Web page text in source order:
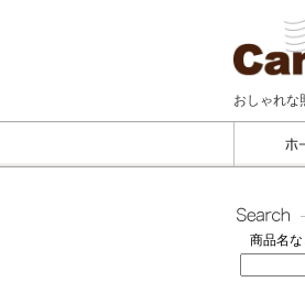
おしゃれな
商品名な